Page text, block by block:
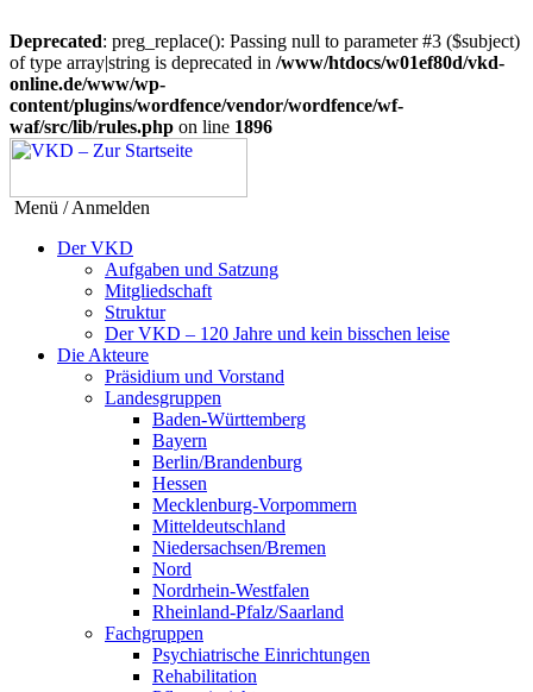
Deprecated: preg_replace(): Passing null to parameter #3 ($subject)
of type array|string is deprecated in /www/htdocs/w01ef80d/vkd-
online.de/www/wp-
content/plugins/wordfence/vendor/wordfence/wf-
waf/src/lib/rules.php on line 1896
Menü / Anmelden
Der VKD
Aufgaben und Satzung
Mitgliedschaft
Struktur
Der VKD – 120 Jahre und kein bisschen leise
Die Akteure
Präsidium und Vorstand
Landesgruppen
Baden-Württemberg
Bayern
Berlin/Brandenburg
Hessen
Mecklenburg-Vorpommern
Mitteldeutschland
Niedersachsen/Bremen
Nord
Nordrhein-Westfalen
Rheinland-Pfalz/Saarland
Fachgruppen
Psychiatrische Einrichtungen
Rehabilitation